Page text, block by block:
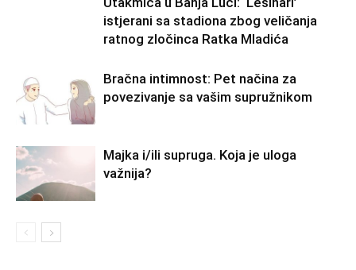
istjerani sa stadiona zbog veličanja
ratnog zločinca Ratka Mladića
Bračna intimnost: Pet načina za
povezivanje sa vašim supružnikom
Majka i/ili supruga. Koja je uloga
važnija?